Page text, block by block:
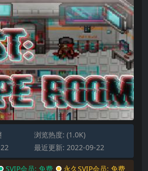
浏览热度: (1.0K)
最近更新: 2022-09-22
SVIP会员: 免费 永久SVIP会员: 免费